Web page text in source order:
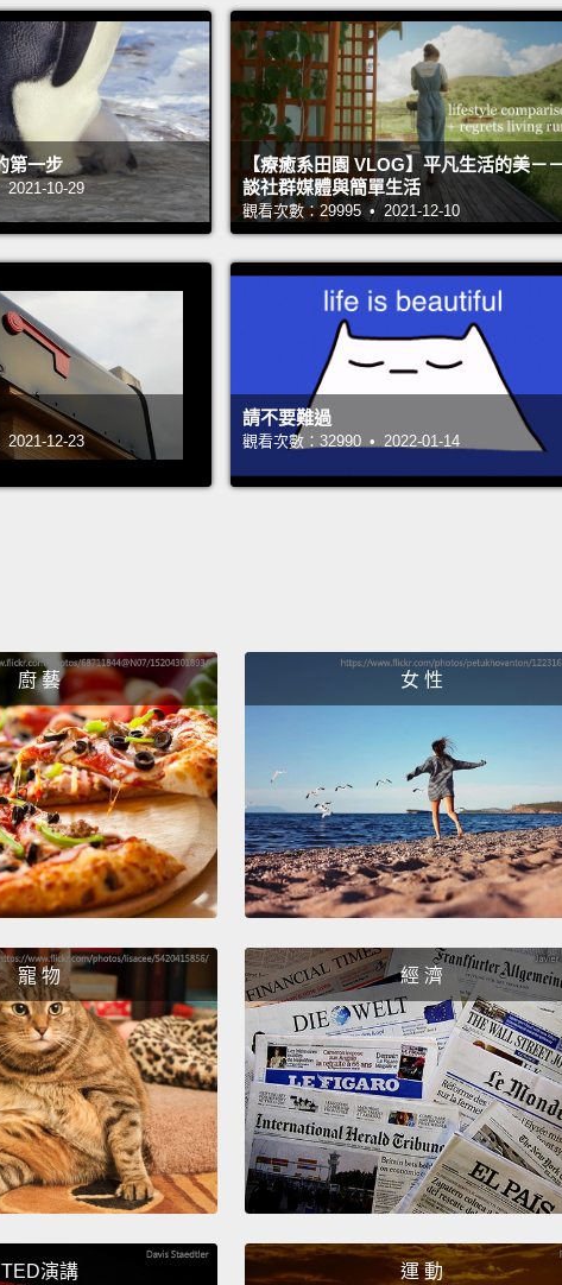
different
(3. 建立強式
碼，那要破解
碼，且每個線
(4. Look for
website
secure.
(4.找尋鎖頭圖
址的 http 後方
(5. Check the
that is based
項的公司購買
費。
(6. Check
statements
purchases
things that
(6. 查看對帳
(7. Know
offer security
you online. If
options
(7. 了解你擁
守護你的安全
第一步
2021-10-29
【療癒系田園 VLOG】平凡生活的美－
談社群媒體與簡單生活
觀看次數：29995 • 2021-12-10
2021-12-23
請不要難過
觀看次數：32990 • 2022-01-14
廚 藝 女 性
寵 物 經 濟
TED演講 運 動